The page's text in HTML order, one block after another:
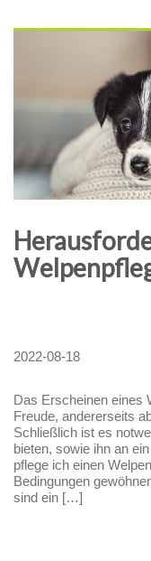
2022-08-18
Das Erscheinen eines
Freude, andererseits
Schließlich ist es
bieten, sowie ihn an
pflege ich einen
Bedingungen
sind ein […]